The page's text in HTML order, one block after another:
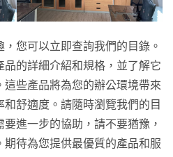
您可以立即查詢我們的目錄。
的詳細介紹和規格，並了解它
些產品將為您的辦公環境帶來
舒適度。請隨時瀏覽我們的目
進一步的協助，請不要猶豫，
待為您提供最優質的產品和服